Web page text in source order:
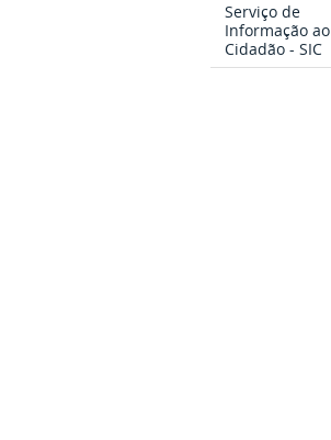
Serviço de
Informação ao
Cidadão - SIC